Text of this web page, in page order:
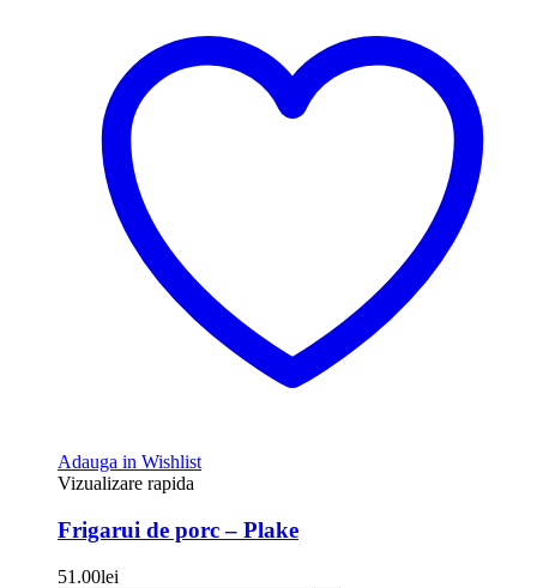
Adauga in Wishlist
Vizualizare rapida
Frigarui de porc – Plake
51.00lei